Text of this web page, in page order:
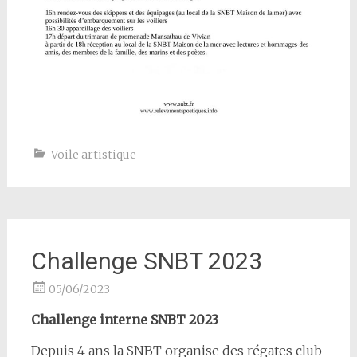
Voile artistique
Challenge SNBT 2023
05/06/2023
Challenge interne SNBT 2023
Depuis 4 ans la SNBT organise des régates club